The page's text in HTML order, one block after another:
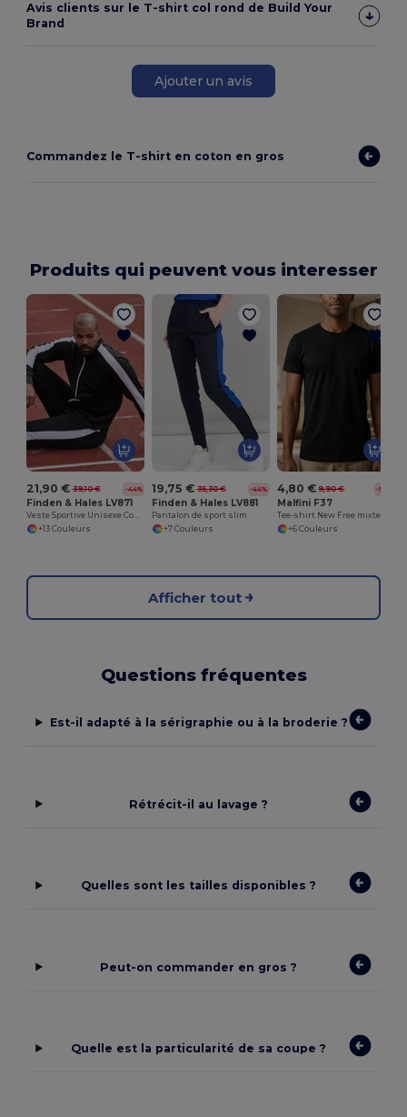
Avis clients sur le T-shirt col rond de Build Your
Brand
Ajouter un avis
Commandez le T-shirt en coton en gros
Produits qui peuvent vous interesser
21,90 € 39,10 € -44%
Finden & Hales LV871
Veste Sportive Unisexe Confort et Style
+13 Couleurs
19,75 € 35,30 € -44%
Finden & Hales LV881
Pantalon de sport slim
+7 Couleurs
4,80 € 9,90 € -52%
Malfini F37
Tee-shirt New Free mixte
+6 Couleurs
Afficher tout
Questions fréquentes
Est-il adapté à la sérigraphie ou à la broderie ?
Rétrécit-il au lavage ?
Quelles sont les tailles disponibles ?
Peut-on commander en gros ?
Quelle est la particularité de sa coupe ?